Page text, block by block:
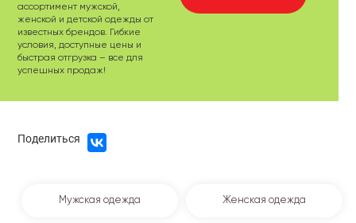
ассортимент мужской,
женской и детской одежды от
известных брендов. Гибкие
условия, доступные цены и
быстрая отгрузка – все для
успешных продаж!
Поделиться
Мужская одежда Женская одежда